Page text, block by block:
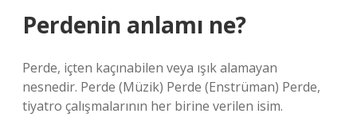
Perdenin anlamı ne?
Perde, içten kaçınabilen veya ışık alamayan
nesnedir. Perde (Müzik) Perde (Enstrüman) Perde,
tiyatro çalışmalarının her birine verilen isim.